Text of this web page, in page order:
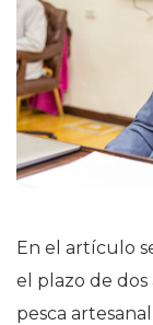
En el artículo
el plazo de dos
pesca